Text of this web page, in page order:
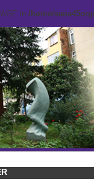
in /home/